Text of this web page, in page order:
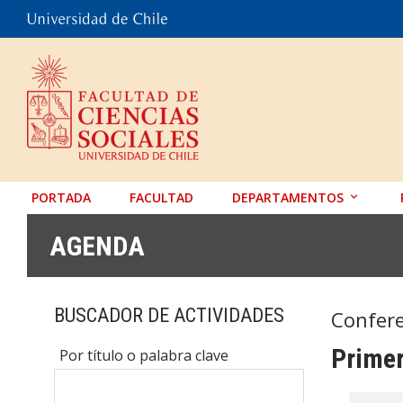
PORTADA FACULTAD
DEPARTAMENTOS
SOCIOLOGÍA
TRABAJO SOCIAL
AGENDA
BUSCADOR DE ACTIVIDADES
Por título o palabra clave